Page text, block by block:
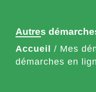
Autres
Accueil / Mes
démarches en